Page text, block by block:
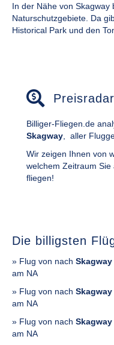
In der Nähe von Skagway
Naturschutzgebiete. Da
Historical Park und den
Preisradar
Billiger-Fliegen.de
Skagway
aller
Wir zeigen Ihnen von
welchem Zeitraum
fliegen!
Die billigsten
» Flug von nach Skagway
am NA
» Flug von nach Skagway
am NA
» Flug von nach Skagway
am NA